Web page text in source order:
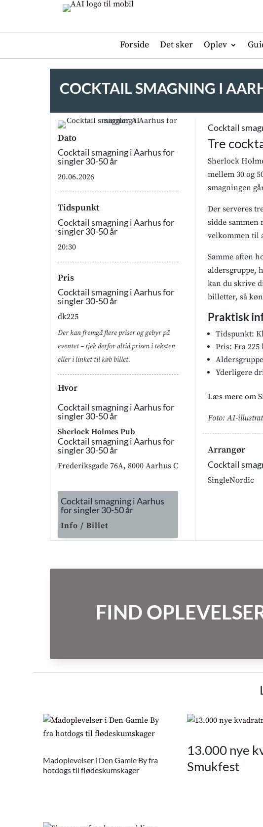
Forside Det sker Oplev
COCKTAIL SMAGNING I
Dato
Cocktail smagning i Aarhus for
singler 30-50 år
20.06.2026
Tidspunkt
Cocktail smagning i Aarhus for
singler 30-50 år
20:30
Pris
Cocktail smagning i Aarhus for
singler 30-50 år
dk225
Der kan fremgå flere priser og gebyr på
eventet – tjek derfor altid prisen i teksten
eller i linket til køb billet.
Hvor
Cocktail smagning i Aarhus for
singler 30-50 år
Sherlock Holmes Pub
Cocktail smagning i Aarhus for
singler 30-50 år
Frederiksgade 76A, 8000 Aarhus C
Cocktail smagning i Aarhus
for singler 30-50 år
Info / Billet
Cocktail
Tre
Sherlock
mellem 30 og
smagningen
Der serveres
sidde sammen
velkommen til
Samme aften
aldersgruppe,
kan du skrive
billetter, så
Praktisk
Tidspunkt:
Pris: Fra
Yderligere
Læs mere om
Foto: AI-
Arrangør
Cocktail
SingleNordic
FIND
Madoplevelser i Den Gamle By fra
hotdogs til flødeskumskager
13.000 nye
Smukfest